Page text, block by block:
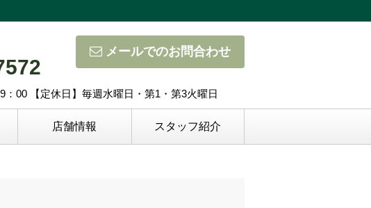
メールでのお問合わせ
：00 【定休日】毎週水曜日・第1・第3火曜日
店舗情報 スタッフ紹介